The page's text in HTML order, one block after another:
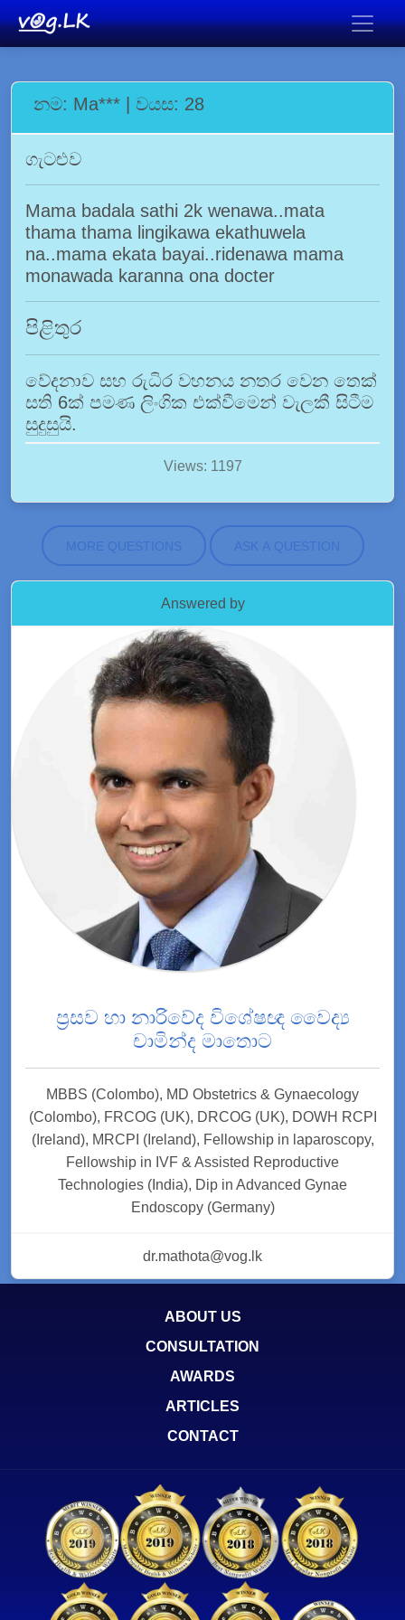
නම: Ma*** | වයස: 28
ගැටළුව
Mama badala sathi 2k wenawa..mata
thama thama lingikawa ekathuwela
na..mama ekata bayai..ridenawa mama
monawada karanna ona docter
පිළිතුර
වේදනාව සහ රුධිර වහනය නතර වෙන තෙක්
සති 6ක් පමණ ලිංගික එක්වීමෙන් වැලකී සිටීම
සුදුසුයි.
Views: 1197
MORE QUESTIONS ASK A QUESTION
Answered by
ප්‍රසව හා නාරිවේද විශේෂඥ වෛද්‍ය
චාමින්ද මාතොට
MBBS (Colombo), MD Obstetrics & Gynaecology
(Colombo), FRCOG (UK), DRCOG (UK), DOWH RCPI
(Ireland), MRCPI (Ireland), Fellowship in laparoscopy,
Fellowship in IVF & Assisted Reproductive
Technologies (India), Dip in Advanced Gynae
Endoscopy (Germany)
dr.mathota@vog.lk
ABOUT US
CONSULTATION
AWARDS
ARTICLES
CONTACT